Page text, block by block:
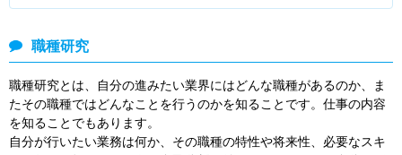
職種研究
職種研究とは、自分の進みたい業界にはどんな職種があるのか、ま
たその職種ではどんなことを行うのかを知ることです。仕事の内容
を知ることでもあります。
自分が行いたい業務は何か、その職種の特性や将来性、必要なスキ